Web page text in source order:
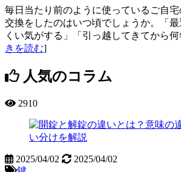
毎日当たり前のように使っているご自
交換をしたのはいつ頃でしょうか。「
くい気がする」「引っ越してきてから
きを読む]
人気のコラム
2910
2025/04/02
2025/04/02